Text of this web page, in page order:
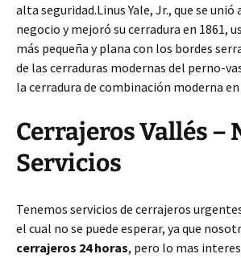
alta seguridad.Linus Yale, Jr., que se unió
negocio y mejoró su cerradura en 1861,
más pequeña y plana con los bordes
de las cerraduras modernas del perno-
la cerradura de combinación moderna en
Cerrajeros Vallés –
Servicios
Tenemos servicios de cerrajeros
el cual no se puede esperar, ya que
cerrajeros 24 horas, pero lo mas